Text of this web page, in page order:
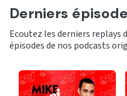
Derniers
Ecoutez les derniers replays
épisodes de nos podcasts